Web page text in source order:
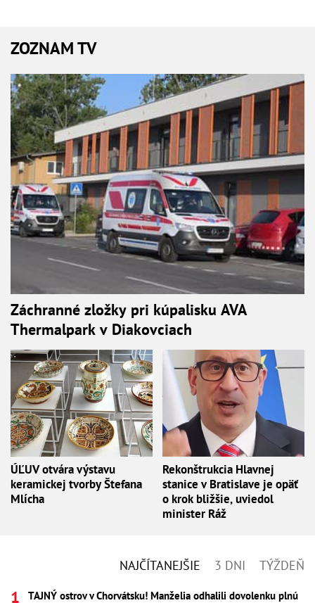
ZOZNAM TV
Záchranné zložky pri kúpalisku AVA
Thermalpark v Diakovciach
ÚĽUV otvára výstavu
keramickej tvorby Štefana
Mlícha
Rekonštrukcia Hlavnej
stanice v Bratislave je opäť
o krok bližšie, uviedol
minister Ráž
NAJČÍTANEJŠIE 3 DNI TÝŽDEŇ
TAJNÝ ostrov v Chorvátsku! Manželia odhalili dovolenku plnú